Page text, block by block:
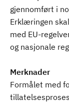
gjennomført i
Erklæringen
med EU-
og nasjonale
Merknader
Formålet med